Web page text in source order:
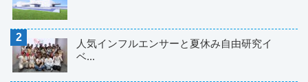
人気インフルエンサーと夏休み自由研究イ
ベ...